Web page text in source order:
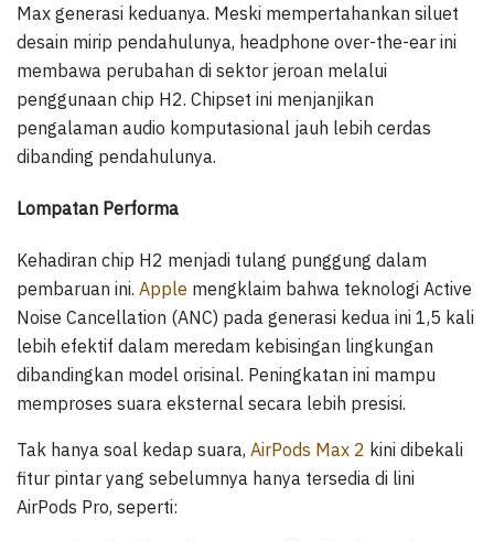
Max generasi keduanya. Meski mempertahankan siluet
desain mirip pendahulunya, headphone over-the-ear ini
membawa perubahan di sektor jeroan melalui
penggunaan chip H2. Chipset ini menjanjikan
pengalaman audio komputasional jauh lebih cerdas
dibanding pendahulunya.
Lompatan Performa
Kehadiran chip H2 menjadi tulang punggung dalam
pembaruan ini. Apple mengklaim bahwa teknologi Active
Noise Cancellation (ANC) pada generasi kedua ini 1,5 kali
lebih efektif dalam meredam kebisingan lingkungan
dibandingkan model orisinal. Peningkatan ini mampu
memproses suara eksternal secara lebih presisi.
Tak hanya soal kedap suara, AirPods Max 2 kini dibekali
fitur pintar yang sebelumnya hanya tersedia di lini
AirPods Pro, seperti: